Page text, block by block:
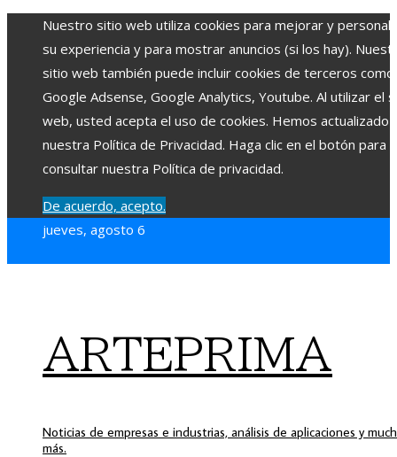
Nuestro sitio web utiliza cookies para mejorar y
su experiencia y para mostrar anuncios (si los hay).
sitio web también puede incluir cookies de terceros como
Google Adsense, Google Analytics, Youtube. Al utilizar el
web, usted acepta el uso de cookies. Hemos actualizado
nuestra Política de Privacidad. Haga clic en el botón para
consultar nuestra Política de privacidad.
De acuerdo, acepto.
jueves, agosto 6
ARTEPRIMA
Noticias de empresas e industrias, análisis de aplicaciones y
más.